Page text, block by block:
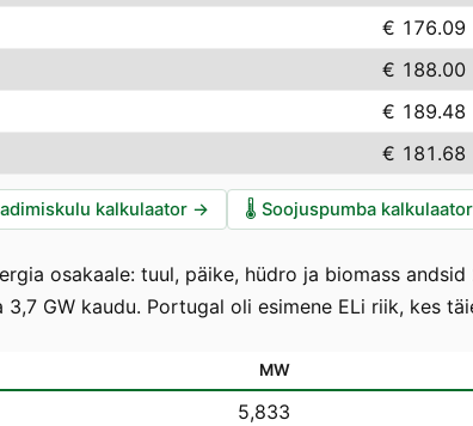
€ 176.09
€ 188.00
€ 189.48
€ 181.68
kalkulaator → 🌡️ Soojuspumba kalkulaator
osakaale: tuul, päike, hüdro ja biomass
3,7 GW kaudu. Portugal oli esimene ELi riik, kes
MW
5,833